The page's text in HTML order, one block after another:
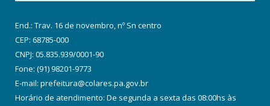
End.: Trav. 16 de novembro, nº Sn centro
CEP: 68785-000
CNPJ: 05.835.939/0001-90
Fone: (91) 98201-9773
E-mail: prefeitura@colares.pa.gov.br
Horário de atendimento: De segunda a sexta das 08:00hs às